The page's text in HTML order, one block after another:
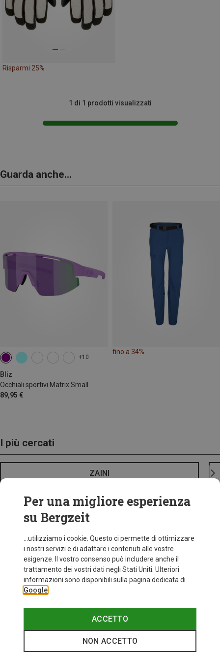
Risparmi 25%
1 di 1 prodotti visualizzati
Guarda anche...
+10
Bliz
Occhiali sportivi Matrix Small
89,95 €
fino a 34%
I più cercati
ZAINI
Per una migliore esperienza
su Bergzeit
...utilizziamo i cookie. Questo ci permette di ottimizzare
i nostri servizi e di adattare i contenuti alle vostre
esigenze. Il vostro consenso può includere anche il
trattamento dei vostri dati negli Stati Uniti. Ulteriori
informazioni sono disponibili sulla pagina dedicata di
Google
ACCETTO
NON ACCETTO